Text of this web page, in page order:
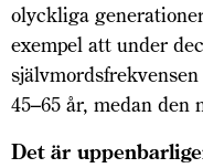
olyckliga
exempel att under
45–65 år, medan den
Det är